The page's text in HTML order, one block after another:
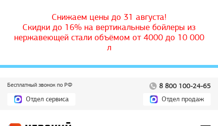
Снижаем цены до 31 августа!
Скидки до 16% на вертикальные бойлеры из
нержавеющей стали объёмом от 4000 до 10 000
л
Бесплатный звонок по РФ
8 800 100-24-65
Отдел сервиса
Отдел продаж